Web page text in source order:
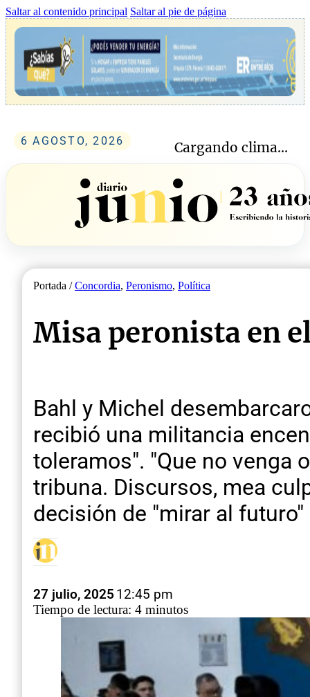
Saltar al contenido principal Saltar al pie de página
6 AGOSTO, 2026 Cargando clima...
Portada /Concordia, Peronismo, Política
Misa peronista en
Bahl y Michel
recibió una militancia
toleramos". "Que no venga
tribuna. Discursos, mea
decisión de "mirar al
27 julio, 2025 12:45 pm
Tiempo de lectura: 4 minutos